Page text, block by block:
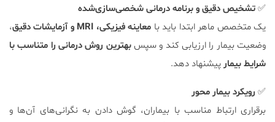
✅تشخیص دقیق و برنامه درمانی شخصی‌سازی‌شده
یک متخصص ماهر ابتدا باید با معاینه فیزیکی، MRI و آزمایشات دقیق
،
وضعیت بیمار را ارزیابی کند و سپسبهترین روش درمانی را متناسب با
شرایط بیمارپیشنهاد دهد.
✅ رویکرد بیمار محور
برقراری ارتباط مناسب با بیماران، گوش دادن به نگرانی‌های آن‌ها و